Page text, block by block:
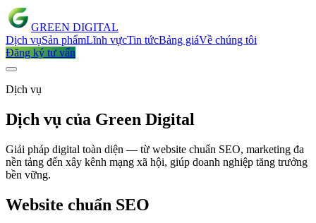
GREEN DIGITAL
Dịch vụSản phẩmLĩnh vựcTin tứcBảng giáVề chúng tôi
Đăng ký tư vấn
Dịch vụ
Dịch vụ của Green Digital
Giải pháp digital toàn diện — từ website chuẩn SEO, marketing đa
nền tảng đến xây kênh mạng xã hội, giúp doanh nghiệp tăng trưởng
bền vững.
Website chuẩn SEO